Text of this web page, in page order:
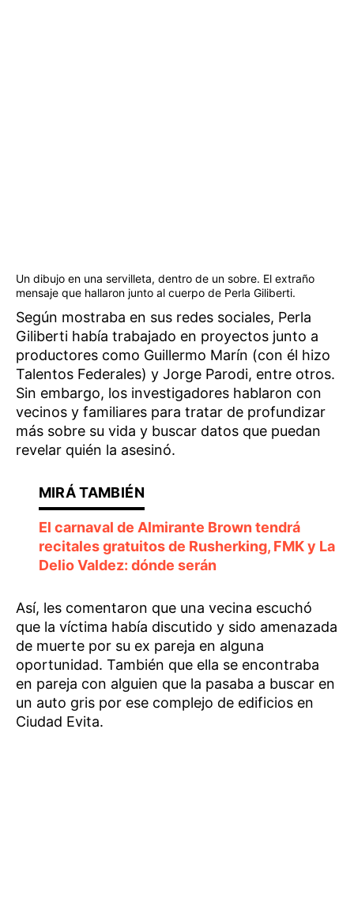
Un dibujo en una servilleta, dentro de un sobre. El extraño
mensaje que hallaron junto al cuerpo de Perla Giliberti.
Según mostraba en sus redes sociales, Perla
Giliberti había trabajado en proyectos junto a
productores como Guillermo Marín (con él hizo
Talentos Federales) y Jorge Parodi, entre otros.
Sin embargo, los investigadores hablaron con
vecinos y familiares para tratar de profundizar
más sobre su vida y buscar datos que puedan
revelar quién la asesinó.
El carnaval de Almirante Brown tendrá
recitales gratuitos de Rusherking, FMK y La
Delio Valdez: dónde serán
Así, les comentaron que una vecina escuchó
que la víctima había discutido y sido amenazada
de muerte por su ex pareja en alguna
oportunidad. También que ella se encontraba
en pareja con alguien que la pasaba a buscar en
un auto gris por ese complejo de edificios en
Ciudad Evita.